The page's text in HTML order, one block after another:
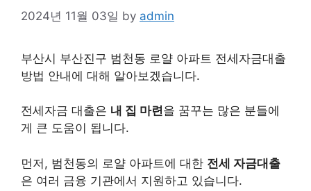
2024년 11월 03일 by admin
부산시 부산진구 범천동 로얄 아파트 전세자금대출
방법 안내에 대해 알아보겠습니다.
전세자금 대출은 내 집 마련을 꿈꾸는 많은 분들에
게 큰 도움이 됩니다.
먼저, 범천동의 로얄 아파트에 대한 전세 자금대출
은 여러 금융 기관에서 지원하고 있습니다.